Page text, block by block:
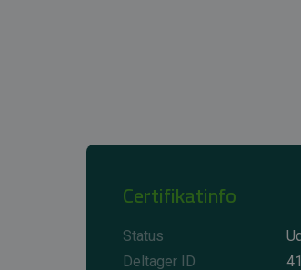
Certifikatinfo
Status
Deltager ID